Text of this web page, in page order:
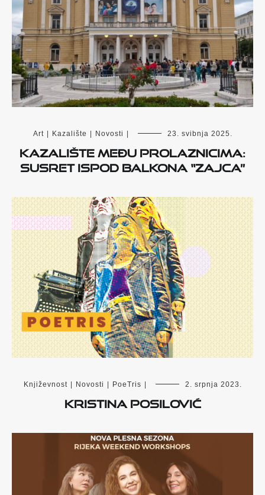
Art Kazalište Novosti 23. svibnja 2025.
Kazalište među prolaznicima:
Susret ispod balkona “Zajca”
Književnost Novosti PoeTris 2. srpnja 2023.
Kristina Posilović